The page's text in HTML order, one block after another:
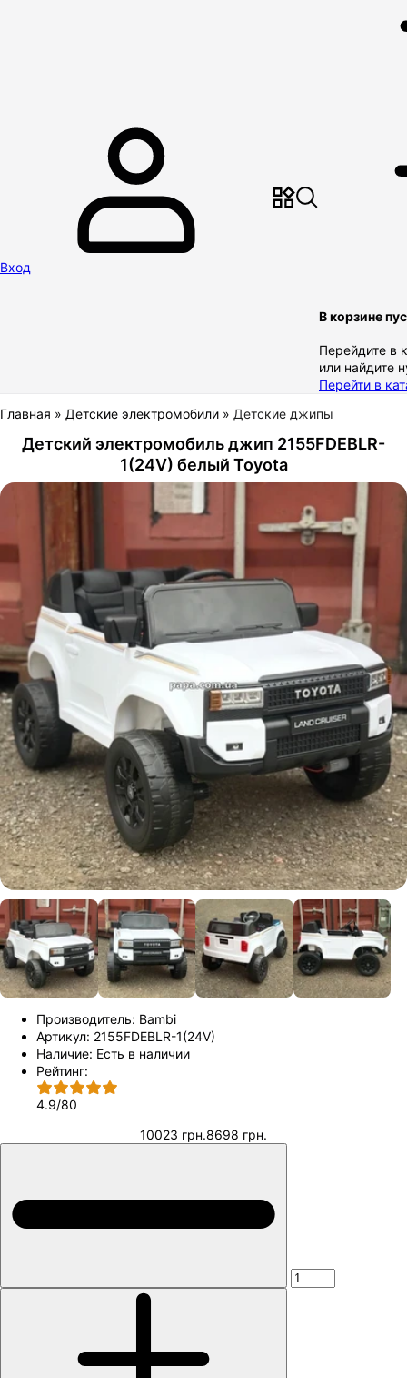
Вход
В корзине
Перейдите в
или найдите
Перейти в
Главная » Детские электромобили » Детские джипы
Детский электромобиль джип 2155FDEBLR-
1(24V) белый Toyota
Производитель: Bambi
Артикул: 2155FDEBLR-1(24V)
Наличие: Есть в наличии
Рейтинг:
4.9/80
10023 грн.8698 грн.